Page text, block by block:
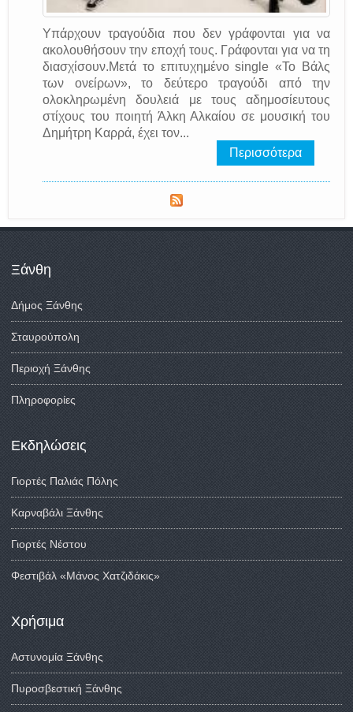
Υπάρχουν τραγούδια που δεν γράφονται για να
ακολουθήσουν την εποχή τους. Γράφονται για να τη
διασχίσουν.Μετά το επιτυχημένο single «Το Βάλς
των ονείρων», το δεύτερο τραγούδι από την
ολοκληρωμένη δουλειά με τους αδημοσίευτους
στίχους του ποιητή Άλκη Αλκαίου σε μουσική του
Δημήτρη Καρρά, έχει τον...
Περισσότερα
Ξάνθη
Δήμος Ξάνθης
Σταυρούπολη
Περιοχή Ξάνθης
Πληροφορίες
Εκδηλώσεις
Γιορτές Παλιάς Πόλης
Καρναβάλι Ξάνθης
Γιορτές Νέστου
Φεστιβάλ «Μάνος Χατζιδάκις»
Χρήσιμα
Αστυνομία Ξάνθης
Πυροσβεστική Ξάνθης